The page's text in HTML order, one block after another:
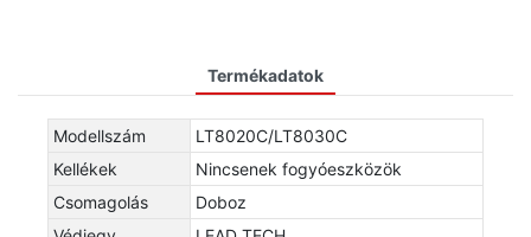
Termékadatok
Modellszám
LT8020C/LT8030C
Kellékek
Nincsenek fogyóeszközök
Csomagolás
Doboz